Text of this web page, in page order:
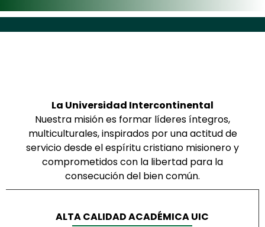
La Universidad Intercontinental
Nuestra misión es formar líderes íntegros,
multiculturales, inspirados por una actitud de
servicio desde el espíritu cristiano misionero y
comprometidos con la libertad para la
consecución del bien común.
ALTA CALIDAD ACADÉMICA UIC